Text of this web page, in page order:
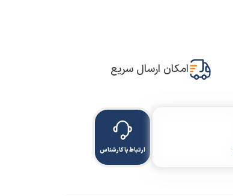
امکان ارسال سریع
ارتباط با کارشناس